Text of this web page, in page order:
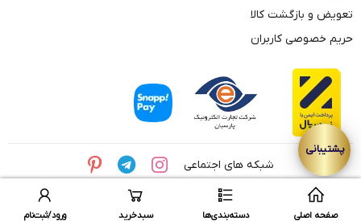
تعویض و بازگشت کالا
حریم خصوصی کاربران
© تمامی حقوق این وبسایت متعلق به مجموعه طلای یونس می باشد.
شبکه های اجتماعی
صفحه اصلی دسته‌بندی‌ها سبدخرید ورود/ثبت‌نام